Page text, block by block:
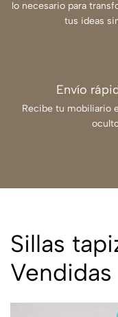
lo necesario para
tus ideas
Envío
Recibe tu mobiliario
Sillas
Vendidas